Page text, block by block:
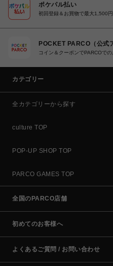
ポケパル払い
初回登録＆お買物で最大1,500
POCKET PARCO（公式
コイン＆クーポンでPARCOで
カテゴリー
全カテゴリーから探す
culture TOP
POP-UP SHOP TOP
PARCO GAMES TOP
全国のPARCO店舗
初めてのお客様へ
よくあるご質問 / お問い合わせ